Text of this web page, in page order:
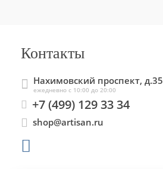
Контакты
Нахимовский проспект, д.35
ежедневно с 10:00 до 20:00
+7 (499) 129 33 34
shop@artisan.ru